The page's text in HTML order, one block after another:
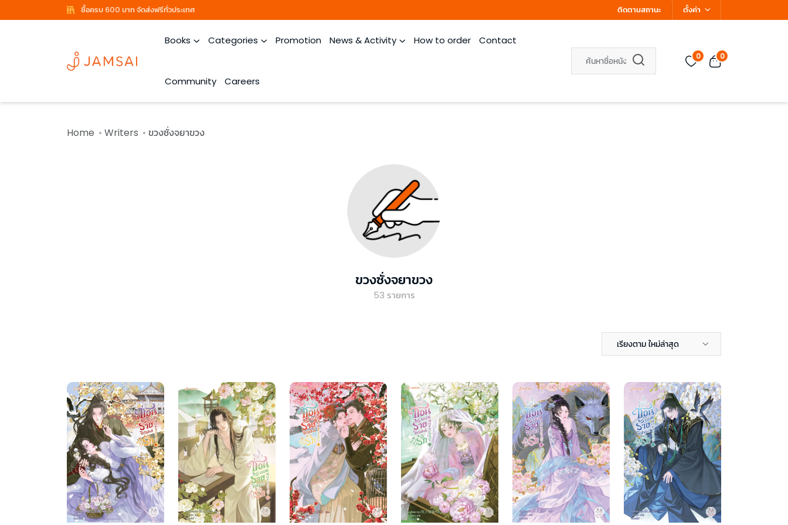
ซื้อครบ 600 บาท จัดส่งฟรีทั่วประเทศ ติดตามสถานะ ตั้งค่า
Books Categories Promotion News & Activity How to order Contact
Community Careers
0 0
Home Writers ขวงซั่งจยาขวง
ขวงซั่งจยาขวง
53 รายการ
เรียงตาม ใหม่ล่าสุด